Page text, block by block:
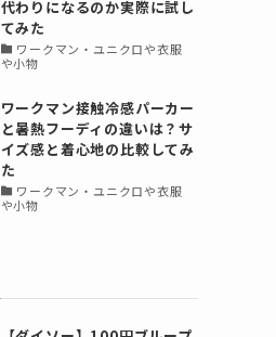
代わりになるのか実際に試し
てみた
ワークマン・ユニクロや衣服
や小物
ワークマン接触冷感パーカー
と暑熱フーディの違いは？サ
イズ感と着心地の比較してみ
た
ワークマン・ユニクロや衣服
や小物